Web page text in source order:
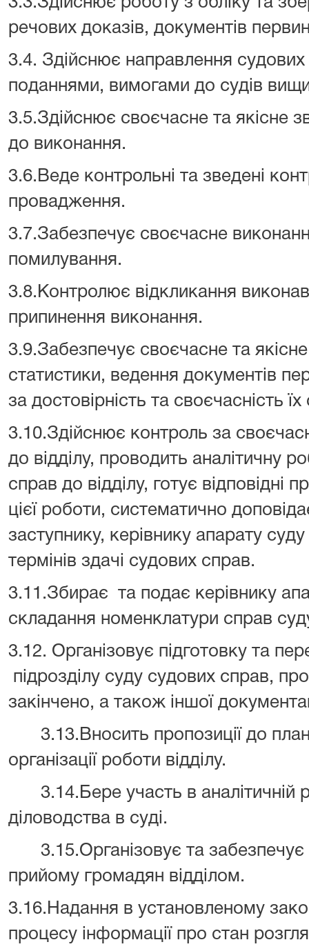
речових доказів, документів
3.4. Здійснює направлення судових
поданнями, вимогами до судів
3.5.Здійснює своєчасне та якісне
до виконання.
3.6.Веде контрольні та зведені
провадження.
3.7.Забезпечує своєчасне
помилування.
3.8.Контролює відкликання
припинення виконання.
3.9.Забезпечує своєчасне та якісне
статистики, ведення документів
за достовірність та своєчасність
3.10.Здійснює контроль за
до відділу, проводить аналітичну
справ до відділу, готує відповідні
цієї роботи, систематично
заступнику, керівнику апарату
термінів здачі судових справ.
3.11.Збирає
та подає керівнику
складання номенклатури справ
3.12. Організовує підготовку та
підрозділу суду судових справ,
закінчено, а також іншої
3.13.Вносить пропозиції до
організації роботи відділу.
3.14.Бере участь в аналітичній
діловодства в суді.
3.15.Організовує та
прийому громадян відділом.
3.16.Надання в установленому
процесу інформації про стан